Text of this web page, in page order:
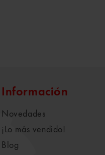
Información
Novedades
¡Lo más vendido!
Blog